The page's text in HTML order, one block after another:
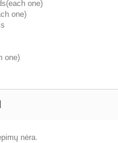
one)
one)
one)
nėra.